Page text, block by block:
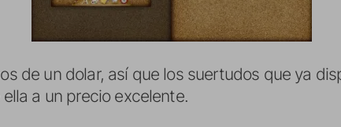
de un dolar, así que los suertudos que ya
a un precio excelente.